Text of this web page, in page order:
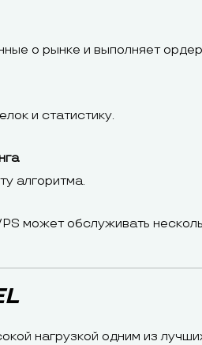
о рынке и выполняет
и статистику.
алгоритма.
может обслуживать
нагрузкой одним из